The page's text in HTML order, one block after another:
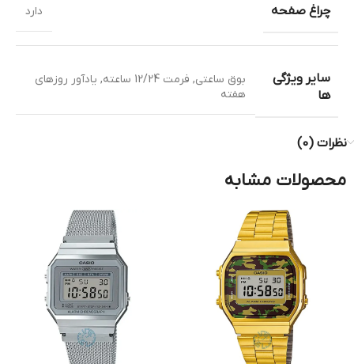
چراغ صفحه دارد
سایر ویژگی
ها
بوق ساعتی, فرمت 12/24 ساعته , یادآور روزهای
هفته
نظرات (0)
محصولات مشابه